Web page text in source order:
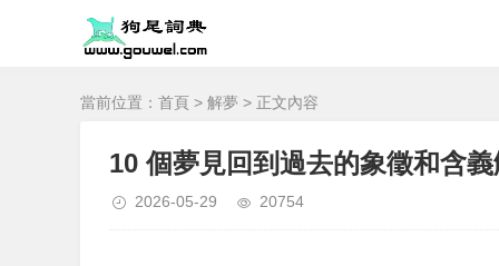
當前位置： 首頁 > 解夢 > 正文內容
10 個夢見回到過去的象徵和含
2026-05-29 20754